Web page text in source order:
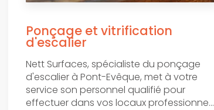
Ponçage et vitrification
d'escalier
Nett Surfaces, spécialiste du ponçage
d'escalier à Pont-Evêque, met à votre
service son personnel qualifié pour
effectuer dans vos locaux professionne...